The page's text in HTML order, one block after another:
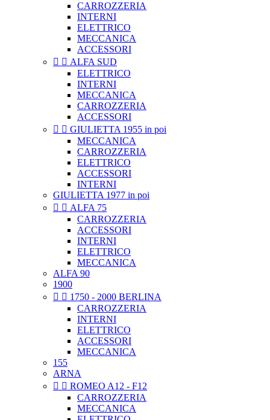
CARROZZERIA
INTERNI
ELETTRICO
MECCANICA
ACCESSORI
  ALFA SUD
ELETTRICO
INTERNI
MECCANICA
CARROZZERIA
ACCESSORI
  GIULIETTA 1955 in poi
MECCANICA
CARROZZERIA
ELETTRICO
ACCESSORI
INTERNI
GIULIETTA 1977 in poi
  ALFA 75
CARROZZERIA
ACCESSORI
INTERNI
ELETTRICO
MECCANICA
ALFA 90
1900
  1750 - 2000 BERLINA
CARROZZERIA
INTERNI
ELETTRICO
ACCESSORI
MECCANICA
155
ARNA
  ROMEO A12 - F12
CARROZZERIA
MECCANICA